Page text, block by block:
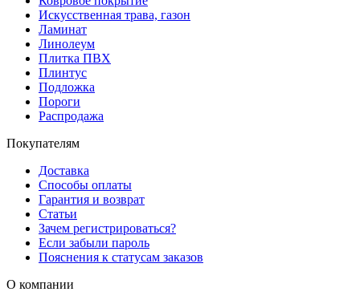
Искусственная трава, газон
Ламинат
Линолеум
Плитка ПВХ
Плинтус
Подложка
Пороги
Распродажа
Покупателям
Доставка
Способы оплаты
Гарантия и возврат
Статьи
Зачем регистрироваться?
Если забыли пароль
Пояснения к статусам заказов
О компании